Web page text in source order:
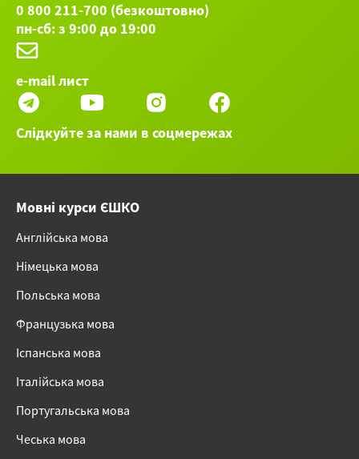
Wissenfaft und Technik-Наука и техника.
Endungen der Adjektive- Окончание
Остальные 50 вебинаров категории Немецкий
язык ►
0 800 211-700 (безкоштовно)
пн-сб: з 9:00 до 19:00
e-mail лист
Слідкуйте за нами в соцмережах
Мовні курси ЄШКО
Англійська мова
Німецька мова
Польська мова
Французька мова
Іспанська мова
Італійська мова
Португальська мова
Чеська мова